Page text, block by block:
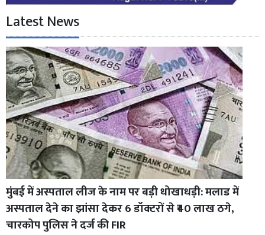
Latest News
मुंबई में अस्पताल लीज के नाम पर बड़ी धोखाधड़ी: मलाड में
अस्पताल देने का झांसा देकर 6 डॉक्टरों से ₹40 लाख ठगे,
चारकोप पुलिस ने दर्ज की FIR